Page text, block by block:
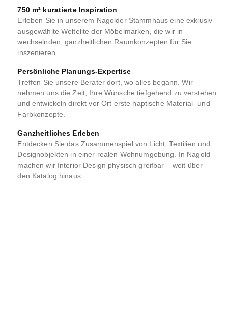
750 m² kuratierte Inspiration
Erleben Sie in unserem Nagolder Stammhaus eine exklusiv
ausgewählte Weltelite der Möbelmarken, die wir in
wechselnden, ganzheitlichen Raumkonzepten für Sie
inszenieren.
Persönliche Planungs-Expertise
Treffen Sie unsere Berater dort, wo alles begann. Wir
nehmen uns die Zeit, Ihre Wünsche tiefgehend zu verstehen
und entwickeln direkt vor Ort erste haptische Material- und
Farbkonzepte.
Ganzheitliches Erleben
Entdecken Sie das Zusammenspiel von Licht, Textilien und
Designobjekten in einer realen Wohnumgebung. In Nagold
machen wir Interior Design physisch greifbar – weit über
den Katalog hinaus.